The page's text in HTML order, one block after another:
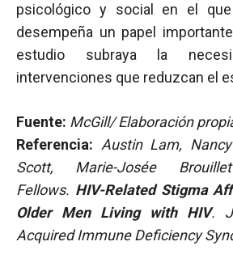
psicológico y social en el
desempeña un papel
estudio subraya la
intervenciones que reduzcan el
Fuente: McGill/ Elaboración
Referencia: Austin Lam,
Scott, Marie-Josée
Fellows. HIV-Related Stigma
Older Men Living with HIV.
Acquired Immune Deficiency